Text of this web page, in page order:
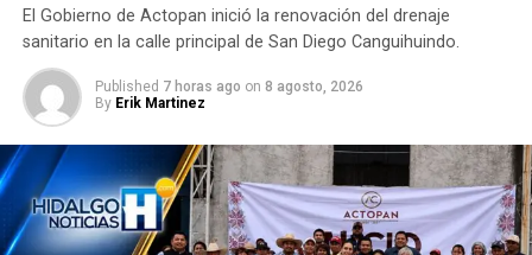
El Gobierno de Actopan inició la renovación del drenaje
sanitario en la calle principal de San Diego Canguihuindo.
Published 7 horas ago on 8 agosto, 2026
By Erik Martinez